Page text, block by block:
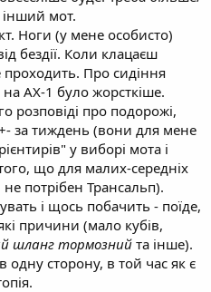
мот.
Ноги (у мене особисто)
бездії. Коли клацаєш
проходить. Про сидіння
АХ-1 було жорсткіше.
розповіді про подорожі,
за тиждень (вони для мене
у виборі мота і
що для малих-середніх
потрібен Трансальп).
і щось побачить - поїде,
причини (мало кубів,
шланг тормозний та інше).
сторону, в той час як є